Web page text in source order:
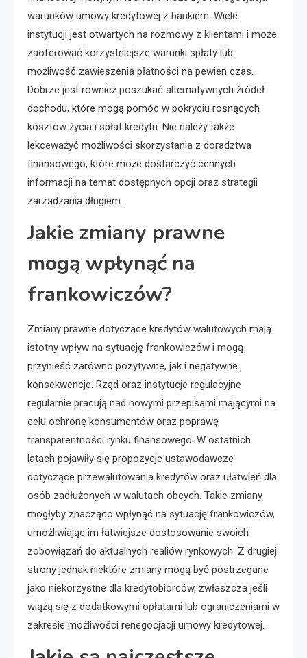
warunków umowy kredytowej z bankiem. Wiele
instytucji jest otwartych na rozmowy z klientami i może
zaoferować korzystniejsze warunki spłaty lub
możliwość zawieszenia płatności na pewien czas.
Dobrze jest również poszukać alternatywnych źródeł
dochodu, które mogą pomóc w pokryciu rosnących
kosztów życia i spłat kredytu. Nie należy także
lekceważyć możliwości skorzystania z doradztwa
finansowego, które może dostarczyć cennych
informacji na temat dostępnych opcji oraz strategii
zarządzania długiem.
Jakie zmiany prawne
mogą wpłynąć na
frankowiczów?
Zmiany prawne dotyczące kredytów walutowych mają
istotny wpływ na sytuację frankowiczów i mogą
przynieść zarówno pozytywne, jak i negatywne
konsekwencje. Rząd oraz instytucje regulacyjne
regularnie pracują nad nowymi przepisami mającymi na
celu ochronę konsumentów oraz poprawę
transparentności rynku finansowego. W ostatnich
latach pojawiły się propozycje ustawodawcze
dotyczące przewalutowania kredytów oraz ułatwień dla
osób zadłużonych w walutach obcych. Takie zmiany
mogłyby znacząco wpłynąć na sytuację frankowiczów,
umożliwiając im łatwiejsze dostosowanie swoich
zobowiązań do aktualnych realiów rynkowych. Z drugiej
strony jednak niektóre zmiany mogą być postrzegane
jako niekorzystne dla kredytobiorców, zwłaszcza jeśli
wiążą się z dodatkowymi opłatami lub ograniczeniami w
zakresie możliwości renegocjacji umowy kredytowej.